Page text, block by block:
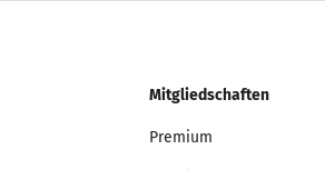
Mitgliedschaften
Premium